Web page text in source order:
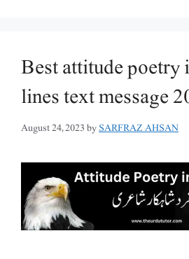
Best attitude poetry
lines text message
August 24, 2023bySARFRAZ AHSAN